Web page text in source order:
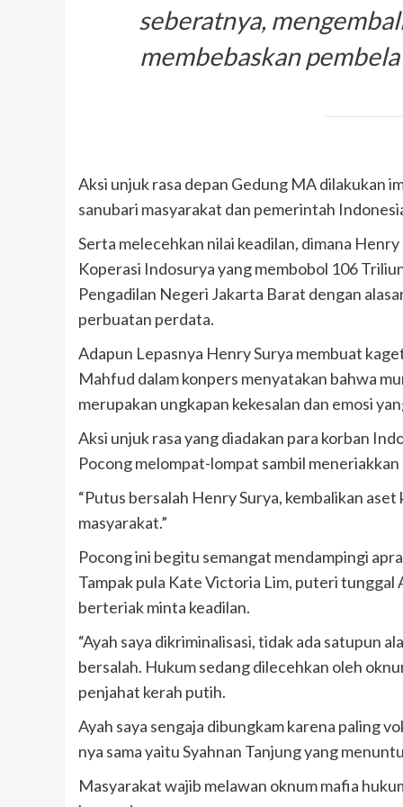
seberatnya,
membebaskan
Aksi unjuk rasa depan Gedung MA dilakukan
sanubari masyarakat dan pemerintah
Serta melecehkan nilai keadilan, dimana
Koperasi Indosurya yang membobol 106
Pengadilan Negeri Jakarta Barat dengan
perbuatan perdata.
Adapun Lepasnya Henry Surya membuat
Mahfud dalam konpers menyatakan bahwa
merupakan ungkapan kekesalan dan emosi
Aksi unjuk rasa yang diadakan para korban
Pocong melompat-lompat sambil
“Putus bersalah Henry Surya, kembalikan
masyarakat.”
Pocong ini begitu semangat mendampingi
Tampak pula Kate Victoria Lim, puteri
berteriak minta keadilan.
“Ayah saya dikriminalisasi, tidak ada satupun
bersalah. Hukum sedang dilecehkan oleh
penjahat kerah putih.
Ayah saya sengaja dibungkam karena paling
nya sama yaitu Syahnan Tanjung yang
Masyarakat wajib melawan oknum mafia